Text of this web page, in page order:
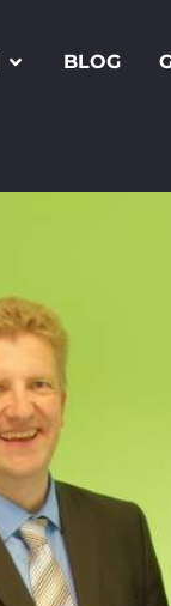
BLOG